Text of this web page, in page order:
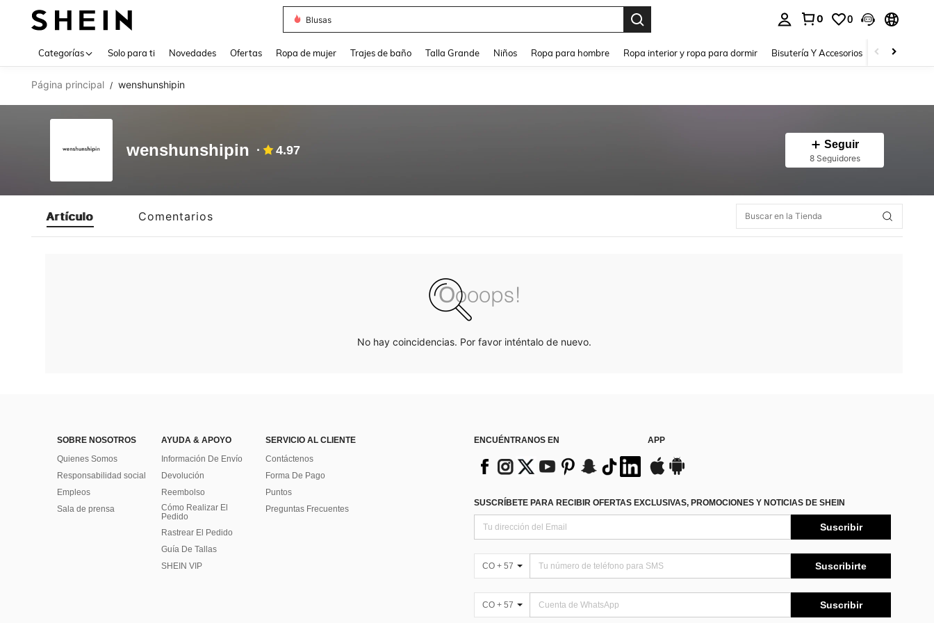
Blusas
0 0
Categorías Solo para ti Novedades Ofertas Ropa de mujer Trajes de baño Talla Grande Niños Ropa para hombre Ropa interior y ropa para dormir Bisutería Y Accesorios Zapatos
Página principal / wenshunshipin
wenshunshipin 4.97 Seguir
8 Seguidores
Artículo Comentarios
No hay coincidencias. Por favor inténtalo de nuevo.
SOBRE NOSOTROS
Quienes Somos
Responsabilidad social
Empleos
Sala de prensa
AYUDA & APOYO
Información De Envío
Devolución
Reembolso
Cómo Realizar El
Pedido
Rastrear El Pedido
Guía De Tallas
SHEIN VIP
SERVICIO AL CLIENTE
Contáctenos
Forma De Pago
Puntos
Preguntas Frecuentes
ENCUÉNTRANOS EN APP
SUSCRÍBETE PARA RECIBIR OFERTAS EXCLUSIVAS, PROMOCIONES Y NOTICIAS DE SHEIN
Suscribir
CO + 57 Suscribirte
CO + 57 Suscribir